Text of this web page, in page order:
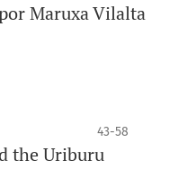
Maruxa Vilalta
43-58
the Uriburu